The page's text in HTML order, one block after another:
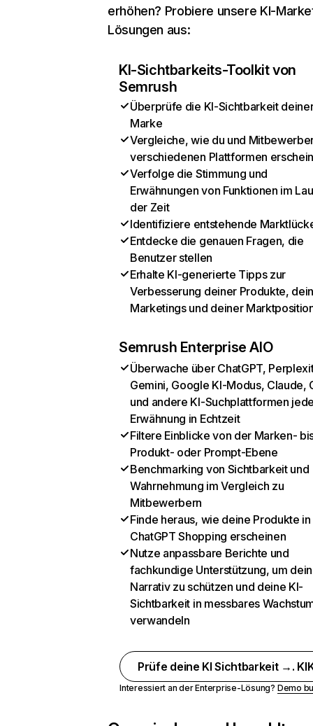
erhöhen? Probiere unsere KI-
Lösungen aus:
KI-Sichtbarkeits-Toolkit von
Semrush
Überprüfe die KI-Sichtbarkeit
Marke
Vergleiche, wie du und
verschiedenen Plattformen
Verfolge die Stimmung und
Erwähnungen von Funktionen im
der Zeit
Identifiziere entstehende
Entdecke die genauen Fragen, die
Benutzer stellen
Erhalte KI-generierte Tipps zur
Verbesserung deiner Produkte,
Marketings und deiner
Semrush Enterprise AIO
Überwache über ChatGPT,
Gemini, Google KI-Modus, Claude,
und andere KI-Suchplattformen
Erwähnung in Echtzeit
Filtere Einblicke von der Marken-
Produkt- oder Prompt-Ebene
Benchmarking von Sichtbarkeit und
Wahrnehmung im Vergleich zu
Mitbewerbern
Finde heraus, wie deine Produkte in
ChatGPT Shopping erscheinen
Nutze anpassbare Berichte und
fachkundige Unterstützung, um dein
Narrativ zu schützen und deine KI-
Sichtbarkeit in messbares
verwandeln
Prüfe deine KI Sichtbarkeit →.
Interessiert an der Enterprise-Lösung? Demo